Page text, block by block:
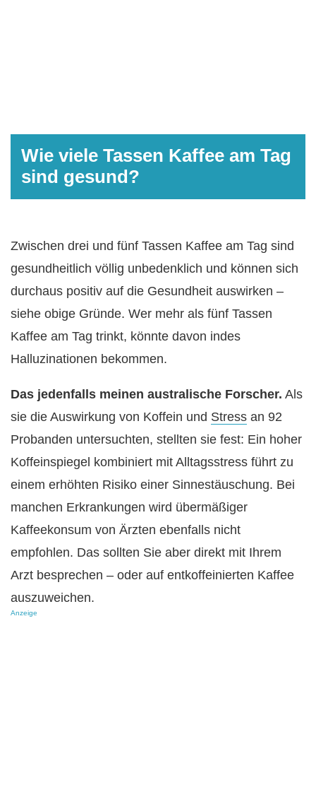
Wie viele Tassen Kaffee am Tag
sind gesund?
Zwischen drei und fünf Tassen Kaffee am Tag sind
gesundheitlich völlig unbedenklich und können sich
durchaus positiv auf die Gesundheit auswirken –
siehe obige Gründe. Wer mehr als fünf Tassen
Kaffee am Tag trinkt, könnte davon indes
Halluzinationen bekommen.
Das jedenfalls meinen australische Forscher. Als
sie die Auswirkung von Koffein und Stress an 92
Probanden untersuchten, stellten sie fest: Ein hoher
Koffeinspiegel kombiniert mit Alltagsstress führt zu
einem erhöhten Risiko einer Sinnestäuschung. Bei
manchen Erkrankungen wird übermäßiger
Kaffeekonsum von Ärzten ebenfalls nicht
empfohlen. Das sollten Sie aber direkt mit Ihrem
Arzt besprechen – oder auf entkoffeinierten Kaffee
auszuweichen.
Anzeige